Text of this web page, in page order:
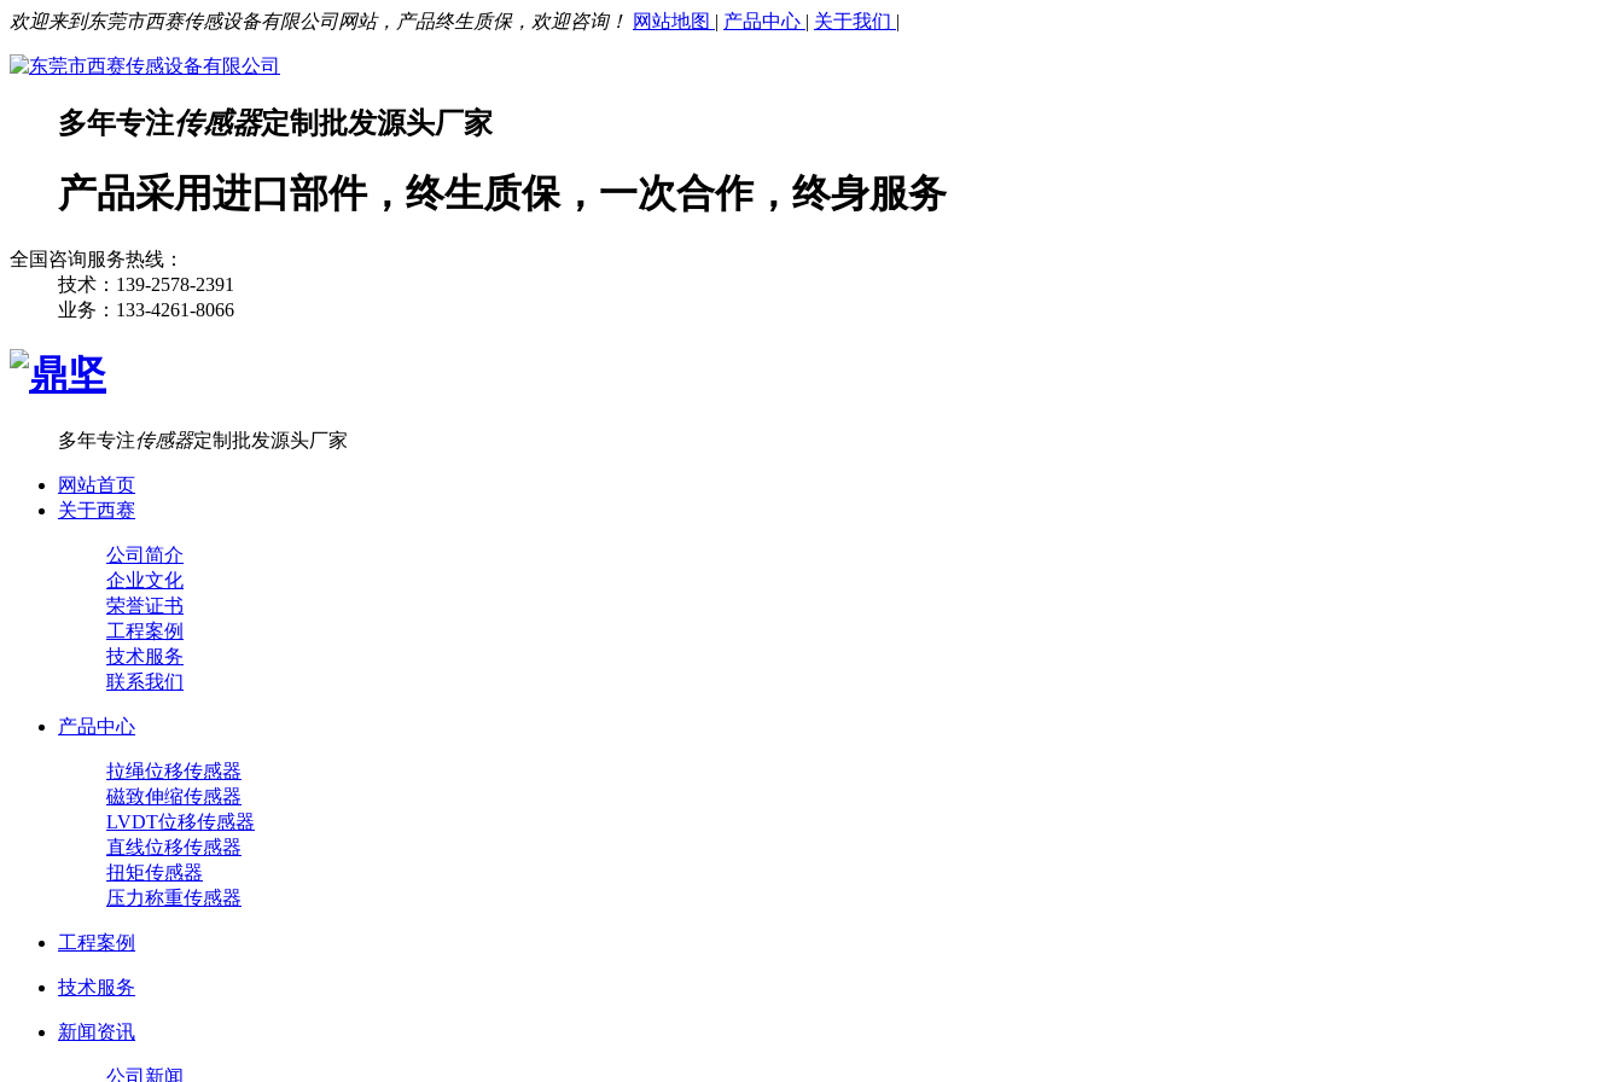
欢迎来到东莞市西赛传感设备有限公司网站，产品终生质保，欢迎咨询！ 网站地图 | 产品中心 | 关于我们 |
多年专注传感器定制批发源头厂家
产品采用进口部件，终生质保，一次合作，终身服务
全国咨询服务热线：
技术：139-2578-2391
业务：133-4261-8066
多年专注传感器定制批发源头厂家
网站首页
关于西赛
公司简介
企业文化
荣誉证书
工程案例
技术服务
联系我们
产品中心
拉绳位移传感器
磁致伸缩传感器
LVDT位移传感器
直线位移传感器
扭矩传感器
压力称重传感器
工程案例
技术服务
新闻资讯
公司新闻